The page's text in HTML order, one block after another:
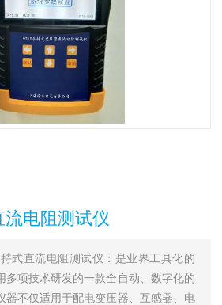
电阻测试仪
式直流电阻测试仪：是业界工具化的
多项技术研发的一款全自动、数字化的
器不仅适用于配电变压器、互感器、电